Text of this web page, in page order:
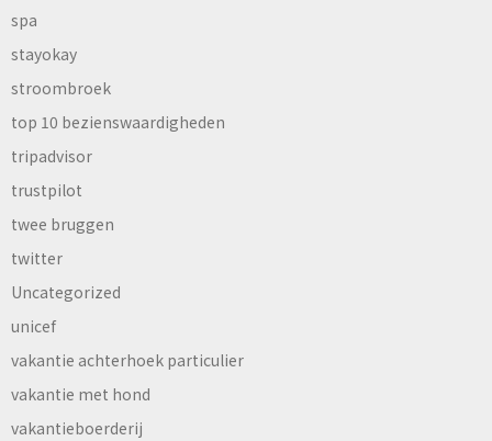
spa
stayokay
stroombroek
top 10 bezienswaardigheden
tripadvisor
trustpilot
twee bruggen
twitter
Uncategorized
unicef
vakantie achterhoek particulier
vakantie met hond
vakantieboerderij